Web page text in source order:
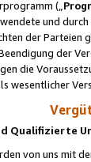
(„
und
der
der
die
wesentlicher
Qualifizierte
von uns mit